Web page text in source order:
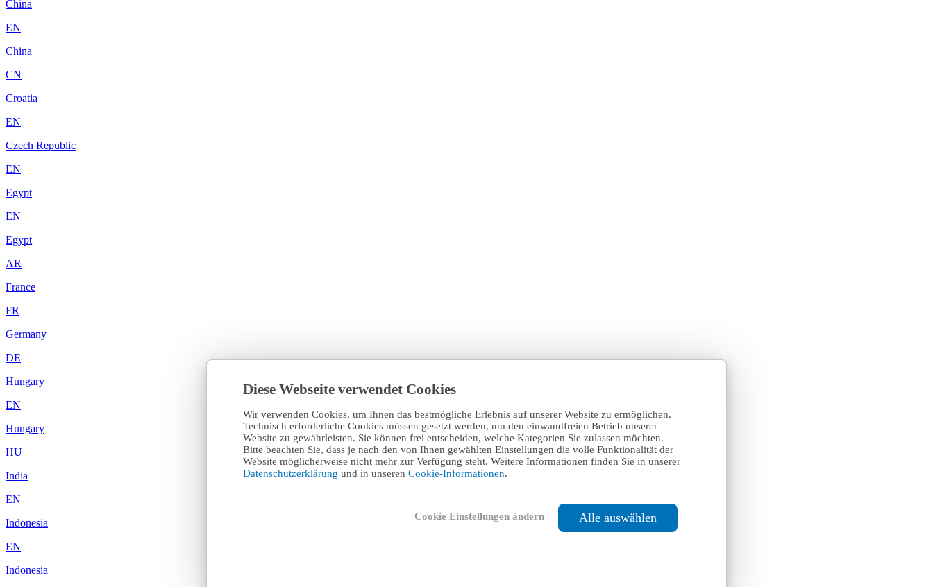
Diese Webseite verwendet Cookies
Wir verwenden Cookies, um Ihnen das bestmögliche Erlebnis auf unserer Website zu ermöglichen.
Technisch erforderliche Cookies müssen gesetzt werden, um den einwandfreien Betrieb unserer
Website zu gewährleisten. Sie können frei entscheiden, welche Kategorien Sie zulassen möchten.
Bitte beachten Sie, dass je nach den von Ihnen gewählten Einstellungen die volle Funktionalität der
Website möglicherweise nicht mehr zur Verfügung steht. Weitere Informationen finden Sie in unserer
Datenschutzerklärung und in unseren Cookie-Informationen.
Cookie Einstellungen ändern Alle auswählen
China
EN
China
CN
Croatia
EN
Czech Republic
EN
Egypt
EN
Egypt
AR
France
FR
Germany
DE
Hungary
EN
Hungary
HU
India
EN
Indonesia
EN
Indonesia